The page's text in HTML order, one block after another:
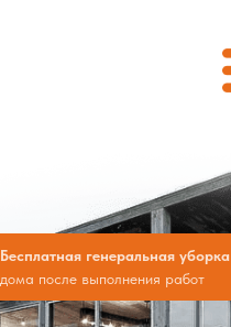
Бесплатная генеральная уборка
дома после выполнения работ